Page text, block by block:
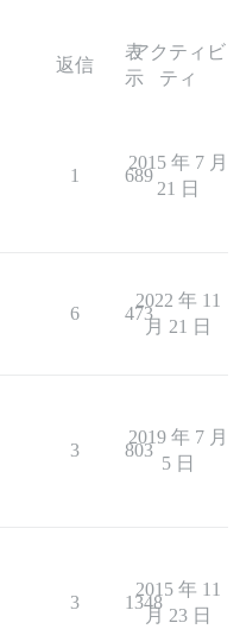
返信
表
示
アクティビ
ティ
1 689
2015 年 7 月
21 日
6 473
2022 年 11
月 21 日
3 803
2019 年 7 月
5 日
3 1348
2015 年 11
月 23 日